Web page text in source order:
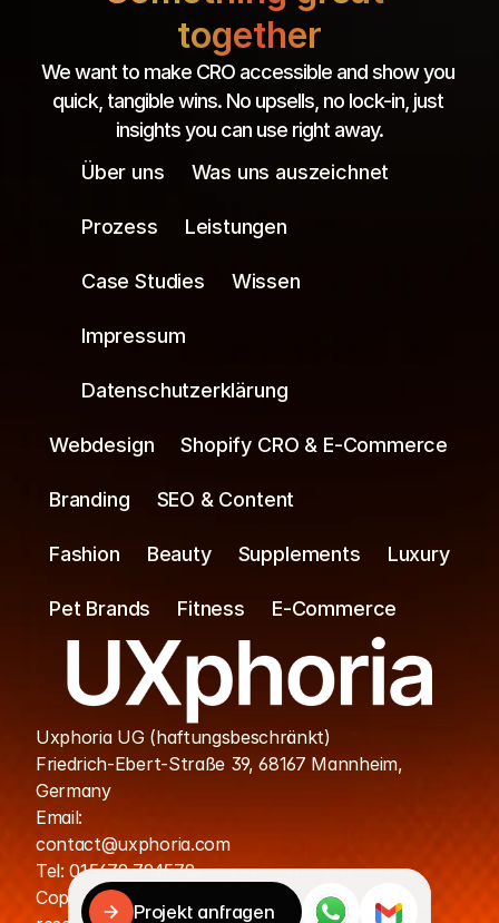
Projekt anfragen
Cookies
Ihre Daten werden sicher verarbeitet.
Cookies helfen uns, Ihre Erfahrung zu verbessern.
Akzeptieren & fortfahren Ablehnen
together
We want to make CRO accessible and show you
quick, tangible wins. No upsells, no lock-in, just
insights you can use right away.
Über uns
Was uns auszeichnet
Prozess Leistungen
Case Studies Wissen
Impressum
Datenschutzerklärung
Webdesign Shopify CRO & E-Commerce
Branding SEO & Content
Fashion Beauty Supplements Luxury
Pet Brands Fitness E-Commerce
Uxphoria UG (haftungsbeschränkt)
Friedrich-Ebert-Straße 39, 68167 Mannheim,
Germany
Email:
contact@uxphoria.com
Tel: 015679 794579
Copyright © UXphoria. All rights